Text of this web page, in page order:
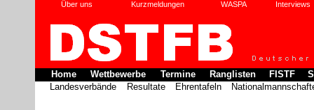
Über uns Kurzmeldungen WASPA Interviews
Home Wettbewerbe Termine Ranglisten FISTF
Landesverbände
Resultate Ehrentafeln